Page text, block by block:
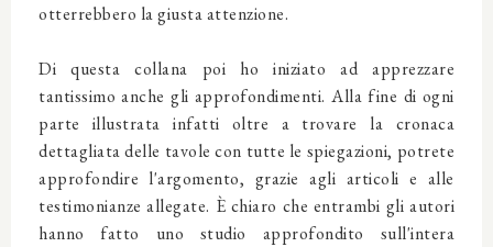
otterrebbero la giusta attenzione.
Di questa collana poi ho iniziato ad apprezzare
tantissimo anche gli approfondimenti. Alla fine di ogni
parte illustrata infatti oltre a trovare la cronaca
dettagliata delle tavole con tutte le spiegazioni, potrete
approfondire l'argomento, grazie agli articoli e alle
testimonianze allegate. È chiaro che entrambi gli autori
hanno fatto uno studio approfondito sull'intera